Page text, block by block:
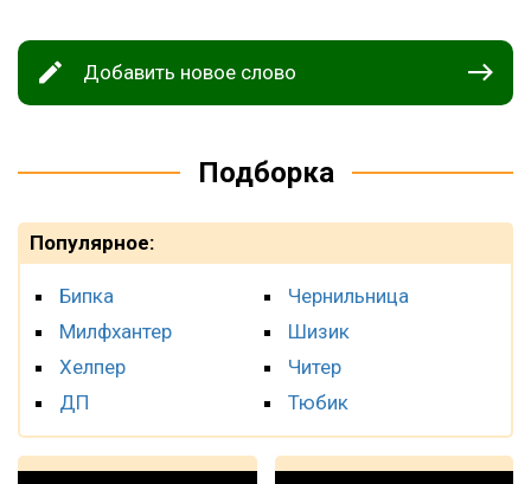
Добавить новое слово
Подборка
Популярное:
Бипка
Милфхантер
Хелпер
ДП
Чернильница
Шизик
Читер
Тюбик